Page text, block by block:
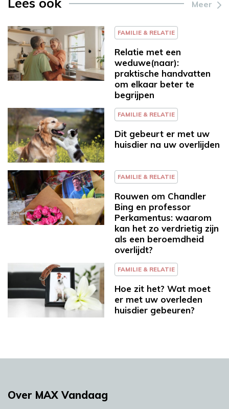
Meer
FAMILIE & RELATIE
Relatie met een
weduwe(naar):
praktische handvatten
om elkaar beter te
begrijpen
FAMILIE & RELATIE
Dit gebeurt er met uw
huisdier na uw overlijden
FAMILIE & RELATIE
Rouwen om Chandler
Bing en professor
Perkamentus: waarom
kan het zo verdrietig zijn
als een beroemdheid
overlijdt?
FAMILIE & RELATIE
Hoe zit het? Wat moet
er met uw overleden
huisdier gebeuren?
Over MAX Vandaag